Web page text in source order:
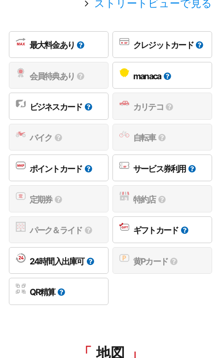
ストリートビューで見る
最大料金あり クレジットカード
会員特典あり manaca
ビジネスカード カリテコ
バイク 自転車
ポイントカード サービス券利用
定期券 特約店
パーク＆ライド ギフトカード
24時間入出庫可 黄Pカード
QR精算
地図